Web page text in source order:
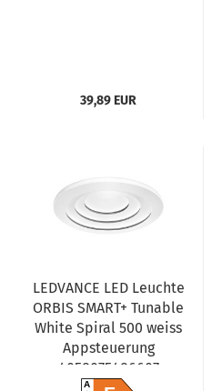
39,89 EUR
LEDVANCE LED Leuchte
ORBIS SMART+ Tunable
White Spiral 500 weiss
Appsteuerung
4058075486607
A